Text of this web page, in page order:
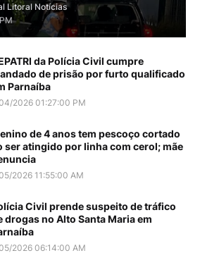
Litoral Notícias
da Polícia Civil cumpre
de prisão por furto qualificado
Parnaíba
2026 01:27:00 PM
de 4 anos tem pescoço cortado
ser atingido por linha com cerol; mãe
2026 11:55:00 AM
Civil prende suspeito de tráfico
drogas no Alto Santa Maria em
2026 06:14:00 AM